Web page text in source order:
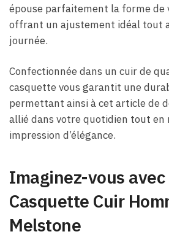
épouse parfaitement la forme de
offrant un ajustement idéal tout
journée.
Confectionnée dans un cuir de
casquette vous garantit une
permettant ainsi à cet article de
allié dans votre quotidien tout en
impression d’élégance.
Imaginez-vous avec
Casquette Cuir
Melstone